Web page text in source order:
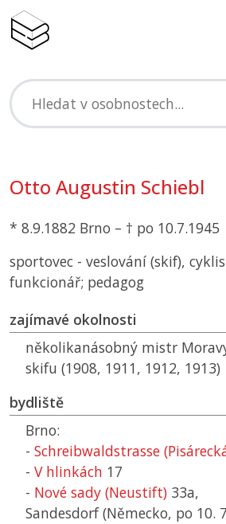
Otto Augustin Schiebl
* 8.9.1882 Brno – † po 10.7.1945
sportovec - veslování (skif),
funkcionář; pedagog
zajímavé okolnosti
několikanásobný mistr
skifu (1908, 1911, 1912, 1913)
bydliště
Brno:
- Schreibwaldstrasse
- V hlinkách 17
- Nové sady (Neustift) 33a,
Sandesdorf (Německo, po 10.